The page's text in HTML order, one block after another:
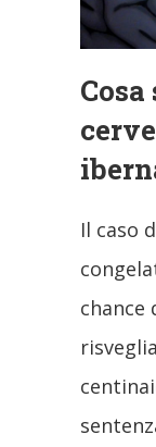
Cosa
Il caso
chance